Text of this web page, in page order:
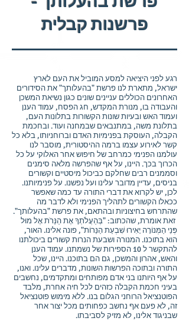
פרשנות קבלית
רגע לפני היציאה למסע המוביל את העם לארץ
ישראל, מתארת לנו פרשת "בהעלותך" את הסידורים
האחרונים הכוללים עניינים שונים כגון נשיאת המשכן
והעבודה בו, מנורת המקדש, חג הפסח, עמוד הענן
ועמוד האש ובעיות שונות הקשורות בתלונות העם,
בתלונת משה, במתנבאים שבמחנה ועוד. ובחכמת
הקבלה, העוסקת בפנימיות האדם וברוחניותו, בלא כל
קשר לאירוע עצמו ברמה ההיסטורית, מוסבר לנו
עולמנו הפנימי כמרחב של חיפוש אחר האלוקי על כל
הכרוך בכך. היינו, על אף שהפרשה מלאה סימנים
וסממנים רבים שחלקם כביכול מיסטיים וקשורים
בניסים, עדיין מדובר עלינו ועל נפשנו. על פנימיותנו.
לכן, יש לקרוא את דברי התורה עד כמה שאפשר
ככאלו הקשורים לתהליך הפנימי ולא לדבר מה
שהתרחש בחיצוניות ובהתאם, את פרשת "בהעלותך".
זאת אומרת, שהכתוב: "בְּהַעֲלֹתְךָ אֶת הַנֵּרֹת אֶל מוּל
פְּנֵי הַמְּנוֹרָה יָאִירוּ שִׁבְעַת הַנֵּרוֹת", פונה אלינו. האור,
הוא בתוכנו. המנורה ושבעת הנרות קשורים ביכולתנו
להתקשר ל 10 הספירות של נשמתנו. עמוד הענן
והאש, אהרון והמשכן, גם הם בתוכנו. היינו, שכל
התורה ובתוכה הפרשות השונות, מדברים עלינו. ואנו,
על אף היותנו בני אדם מפותחים ומתקדמים, נחשבים
בעיני חכמת הקבלה כזהים לכל חיה אחרת, מלבד
הפוטנציאל הרוחני הגלום בנו. ללא מימוש פוטנציאל
זה, לא פעם אף נחשב כפחותים מכל יצור אחר
שבניגוד אלינו, לא מזיק לסביבתו.